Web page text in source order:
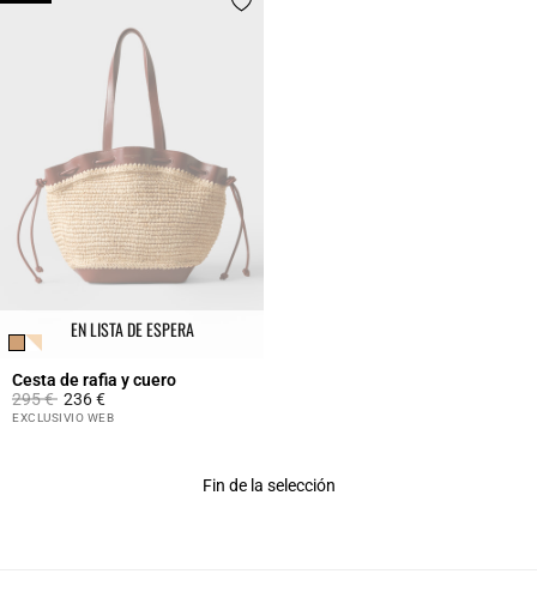
EN LISTA DE ESPERA
Cesta de rafia y cuero
Price reduced from
295 €to236 €
4,2 out of 5 Customer Rating
EXCLUSIVIO WEB
Fin de la selección